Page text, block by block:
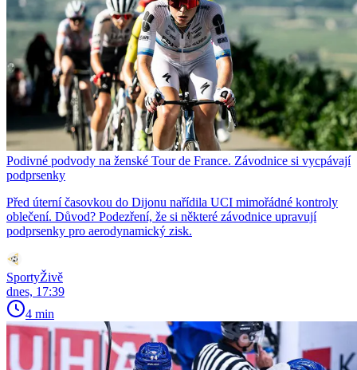
Podivné podvody na ženské Tour de France. Závodnice si vycpávají
podprsenky
Před úterní časovkou do Dijonu nařídila UCI mimořádné kontroly
oblečení. Důvod? Podezření, že si některé závodnice upravují
podprsenky pro aerodynamický zisk.
SportyŽivě
dnes, 17:39
4 min